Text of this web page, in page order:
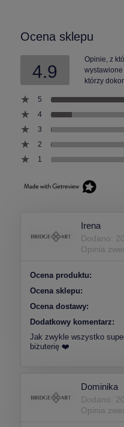
Ocena sklepu
4.9
Opinie, z
którzy
5
4
3
2
1
Irena
Dodano:
Opinia
Ocena produktu:
Ocena sklepu:
Ocena dostawy:
Dodatkowy komentarz:
Jak zwykle wszystko
biżuterię ❤️
Dominika
Dodano:
Opinia